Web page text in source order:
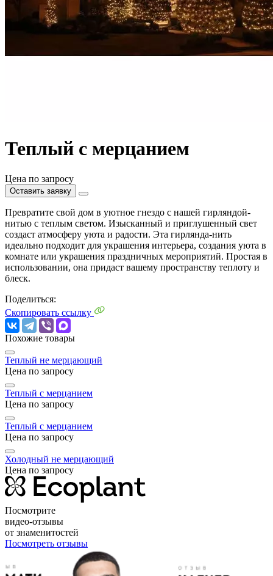
Теплый с мерцанием
Цена по запросу
Оставить заявку
Превратите свой дом в уютное гнездо с нашей гирляндой-
нитью с теплым светом. Изысканный и приглушенный свет
создаст атмосферу уюта и радости. Эта гирлянда-нить
идеально подходит для украшения интерьера, создания уюта в
комнате или украшения праздничных мероприятий. Простая в
использовании, она придаст вашему пространству теплоту и
блеск.
Поделиться:
Скопировать ссылку
Похожие товары
Теплый не мерцающий
Цена по запросу
Теплый с мерцанием
Цена по запросу
Теплый с мерцанием
Цена по запросу
Холодный не мерцающий
Цена по запросу
Посмотрите
видео-отзывы
от знаменитостей
Посмотреть отзывы